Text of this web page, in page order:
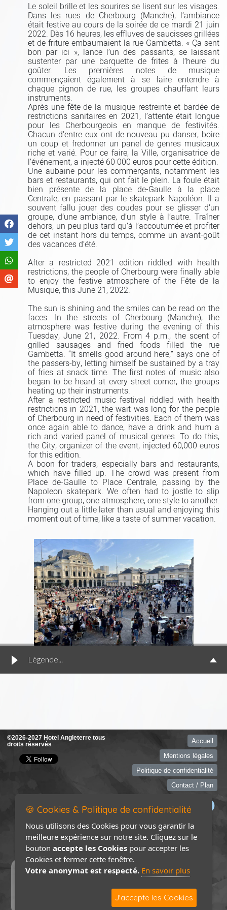
Le soleil brille et les sourires se lisent sur les visages.
Dans les rues de Cherbourg (Manche), l’ambiance
était festive au cours de la soirée de ce mardi 21 juin
2022. Dès 16 heures, les effluves de saucisses grillées
et de friture embaumaient la rue Gambetta. « Ça sent
bon par ici », lance l’un des passants, se laissant
sustenter par une barquette de frites à l’heure du
goûter. Les premières notes de musique
commençaient également à se faire entendre à
chaque pignon de rue, les groupes chauffant leurs
instruments.
Après une fête de la musique restreinte et bardée de
restrictions sanitaires en 2021, l’attente était longue
pour les Cherbourgeois en manque de festivités.
Chacun d’entre eux ont de nouveau pu danser, boire
un coup et fredonner un panel de genres musicaux
riche et varié. Pour ce faire, la Ville, organisatrice de
l’événement, a injecté 60 000 euros pour cette édition.
Une aubaine pour les commerçants, notamment les
bars et restaurants, qui ont fait le plein. La foule était
bien présente de la place de-Gaulle à la place
Centrale, en passant par le skatepark Napoléon. Il a
souvent fallu jouer des coudes pour se glisser d’un
groupe, d’une ambiance, d’un style à l’autre. Traîner
dehors, un peu plus tard qu’à l’accoutumée et profiter
de cet instant hors du temps, comme un avant-goût
des vacances d’été.
After a restricted 2021 edition riddled with health
restrictions, the people of Cherbourg were finally able
to enjoy the festive atmosphere of the Fête de la
Musique, this June 21, 2022.
The sun is shining and the smiles can be read on the
faces. In the streets of Cherbourg (Manche), the
atmosphere was festive during the evening of this
Tuesday, June 21, 2022. From 4 p.m., the scent of
grilled sausages and fried foods filled the rue
Gambetta. “It smells good around here,” says one of
the passers-by, letting himself be sustained by a tray
of fries at snack time. The first notes of music also
began to be heard at every street corner, the groups
heating up their instruments.
After a restricted music festival riddled with health
restrictions in 2021, the wait was long for the people
of Cherbourg in need of festivities. Each of them was
once again able to dance, have a drink and hum a
rich and varied panel of musical genres. To do this,
the City, organizer of the event, injected 60,000 euros
for this edition.
A boon for traders, especially bars and restaurants,
which have filled up. The crowd was present from
Place de-Gaulle to Place Centrale, passing by the
Napoleon skatepark. We often had to jostle to slip
from one group, one atmosphere, one style to another.
Hanging out a little later than usual and enjoying this
moment out of time, like a taste of summer vacation.
Légende...
©2026-2027 Hotel Angleterre tous
droits réservés
Accueil
Mentions légales
Politique de confidentialité
Contact / Plan
🍪 Cookies & Politique de confidentialité
Nous utilisons des Cookies pour vous garantir la
meilleure expérience sur notre site. Cliquez sur le
bouton accepte les Cookies pour accepter les
Cookies et fermer cette fenêtre.
Votre anonymat est respecté. En savoir plus
J'accepte les Cookies